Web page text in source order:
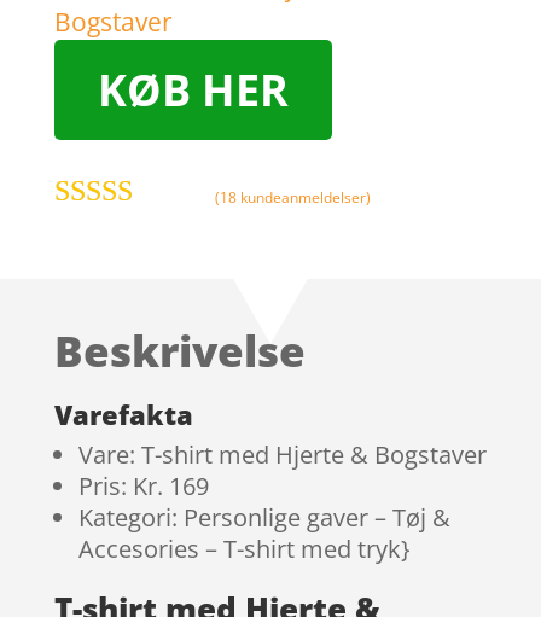
KØB HER
melser
(18 kundeanmeldelser)
Beskrivelse
Varefakta
Vare: T-shirt med Hjerte & Bogstaver
Pris: Kr. 169
Kategori: Personlige gaver – Tøj &
Accesories – T-shirt med tryk}
T-shirt med Hjerte &